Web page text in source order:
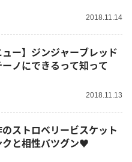
2018.11.14
ュー】ジンジャーブレッド
ノにできるって知って
2018.11.13
のストロベリービスケット
クと相性バツグン♥